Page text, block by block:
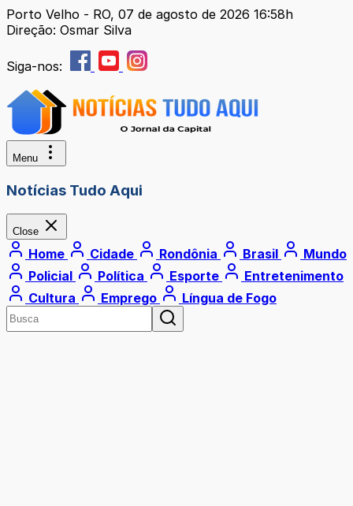
Porto Velho - RO, 07 de agosto de 2026 16:58h
Direção: Osmar Silva
Siga-nos:
Menu
Notícias Tudo Aqui
Close
Home Cidade Rondônia Brasil
Mundo
Policial
Política Esporte
Entretenimento
Cultura
Emprego Língua de Fogo